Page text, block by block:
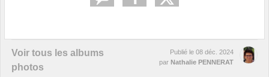
Voir tous les albums
photos
Publié le 08 déc. 2024
par Nathalie PENNERAT